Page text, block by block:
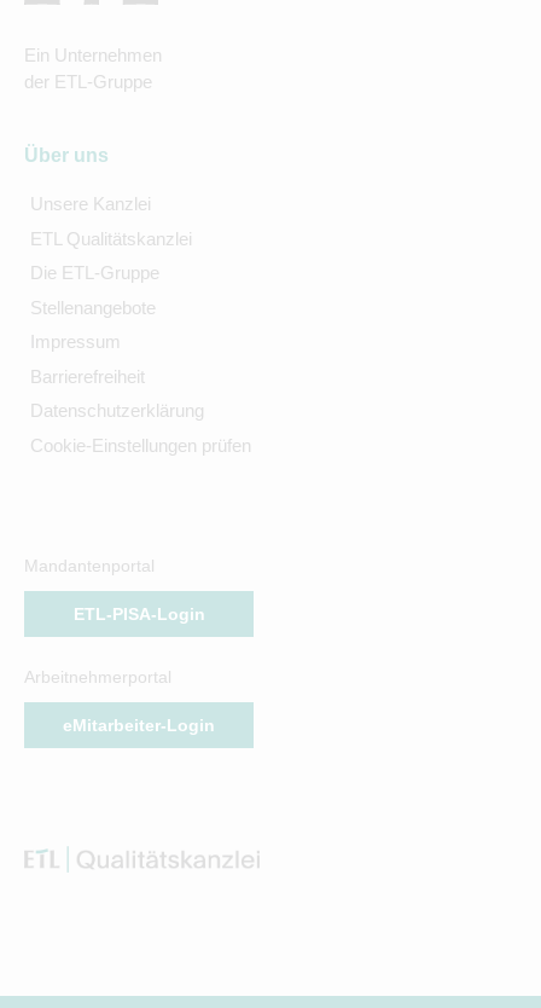
Ein Unternehmen
der ETL-Gruppe
Über uns
Unsere Kanzlei
ETL Qualitätskanzlei
Die ETL-Gruppe
Stellenangebote
Impressum
Barrierefreiheit
Datenschutzerklärung
Cookie-Einstellungen prüfen
Mandantenportal
ETL-PISA-Login
Arbeitnehmerportal
eMitarbeiter-Login